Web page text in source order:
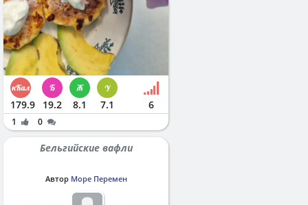
179.9 19.2 8.1 7.1 6
1 0
Бельгийские вафли
Автор Море Перемен